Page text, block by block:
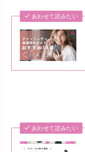
あわせて読みたい
あわせて読みたい